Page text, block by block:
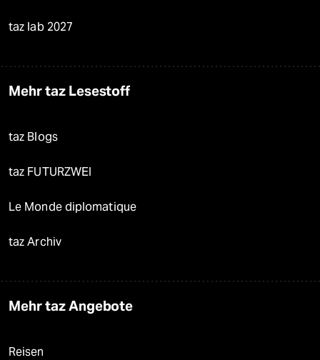
taz lab 2027
Mehr taz Lesestoff
taz Blogs
taz FUTURZWEI
Le Monde diplomatique
taz Archiv
Mehr taz Angebote
Reisen